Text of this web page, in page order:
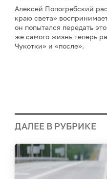
Алексей Попогребский
краю света»
он попытался передать
же самого жизнь теперь
Чукотки» и «после».
ДАЛЕЕ В РУБРИКЕ